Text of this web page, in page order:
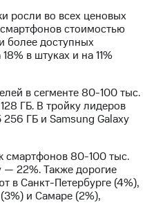
росли во всех ценовых
стоимостью
более доступных
в штуках и на 11%
в сегменте 80-100 тыс.
ГБ. В тройку лидеров
ГБ и Samsung Galaxy
смартфонов 80-100 тыс.
22%. Также дорогие
в Санкт-Петербурге (4%),
и Самаре (2%),